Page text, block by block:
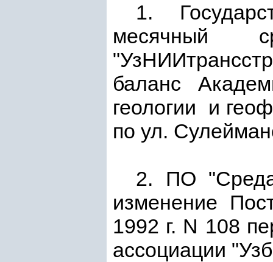
1.
месячный
баланс
геологии и
по ул.
2. ПО
изменение
1992 г. N 108
ассоциации